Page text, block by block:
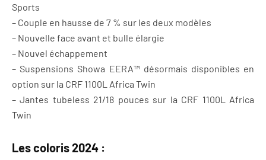
Sports
– Couple en hausse de 7 % sur les deux modèles
– Nouvelle face avant et bulle élargie
– Nouvel échappement
– Suspensions Showa EERA™ désormais disponibles en
option sur la CRF 1100L Africa Twin
– Jantes tubeless 21/18 pouces sur la CRF 1100L Africa
Twin
Les coloris 2024 :